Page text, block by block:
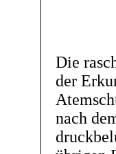
Die
der
nach